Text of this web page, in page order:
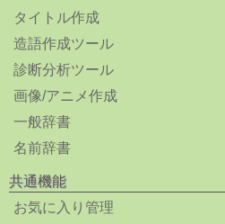
タイトル作成
造語作成ツール
診断分析ツール
画像/アニメ作成
一般辞書
名前辞書
共通機能
お気に入り管理